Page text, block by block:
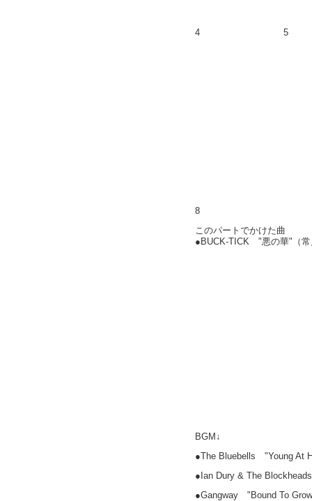
4 5
8
このパートでかけた曲
●BUCK-TICK "悪の華"（常
BGM↓
●The Bluebells "Young At
●Ian Dury & The
●Gangway "Bound To